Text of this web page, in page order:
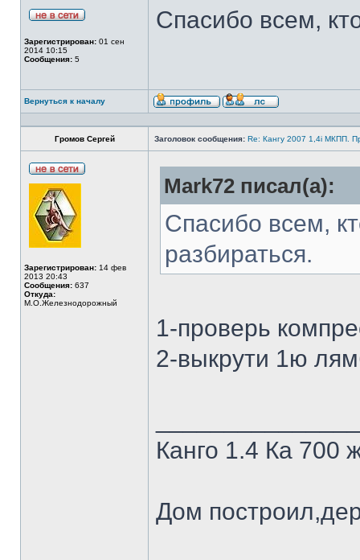
Зарегистрирован: 01 сен
2014 10:15
Сообщения: 5
Спасибо всем,
Вернуться к началу
Громов Сергей Заголовок сообщения: Re: Кангу 2007 1,4i МКПП.
Зарегистрирован: 14 фев
2013 20:43
Сообщения: 637
Откуда:
М.О.Железнодорожный
Mark72 писал(а):
Спасибо всем,
разбираться.
1-проверь
2-выкрути 1ю
Канго 1.4 Ка 700
Дом